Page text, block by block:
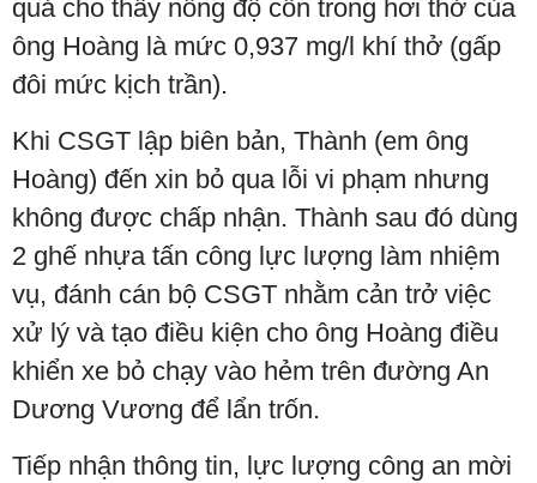
quả cho thấy nồng độ cồn trong hơi thở của
ông Hoàng là mức 0,937 mg/l khí thở (gấp
đôi mức kịch trần).
Khi CSGT lập biên bản, Thành (em ông
Hoàng) đến xin bỏ qua lỗi vi phạm nhưng
không được chấp nhận. Thành sau đó dùng
2 ghế nhựa tấn công lực lượng làm nhiệm
vụ, đánh cán bộ CSGT nhằm cản trở việc
xử lý và tạo điều kiện cho ông Hoàng điều
khiển xe bỏ chạy vào hẻm trên đường An
Dương Vương để lẩn trốn.
Tiếp nhận thông tin, lực lượng công an mời